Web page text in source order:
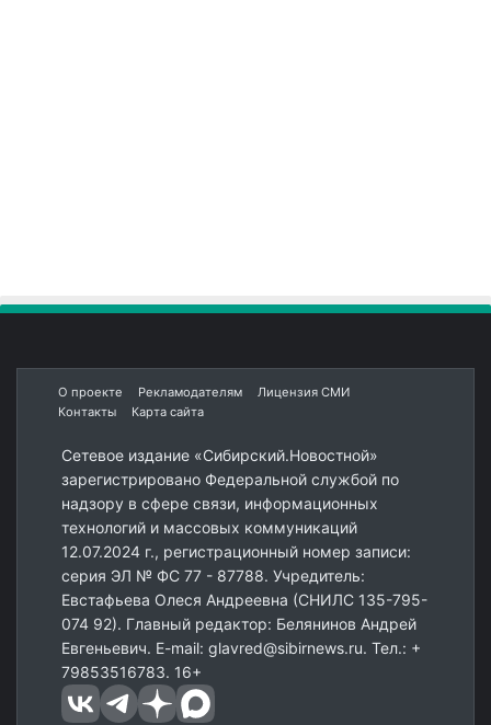
О проекте Рекламодателям
Лицензия СМИ
Контакты
Карта сайта
Сетевое издание «Сибирский.Новостной»
зарегистрировано Федеральной службой по
надзору в сфере связи, информационных
технологий и массовых коммуникаций
12.07.2024 г., регистрационный номер записи:
серия ЭЛ № ФС 77 - 87788. Учредитель:
Евстафьева Олеся Андреевна (СНИЛС 135-795-
074 92). Главный редактор: Белянинов Андрей
Евгеньевич. E-mail: glavred@sibirnews.ru. Тел.: +
79853516783. 16+